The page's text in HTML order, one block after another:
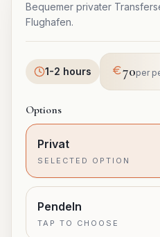
Bequemer privater
Flughafen.
1-2 hours 70per
Options
Privat
SELECTED OPTION
Pendeln
TAP TO CHOOSE